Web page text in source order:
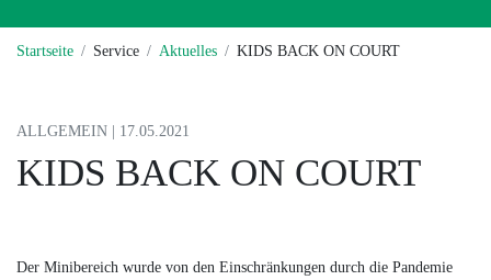
Startseite Service Aktuelles KIDS BACK ON COURT
ALLGEMEIN | 17.05.2021
KIDS BACK ON COURT
Der Minibereich wurde von den Einschränkungen durch die Pandemie